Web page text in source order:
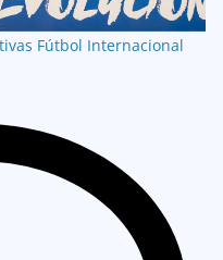
Fútbol Internacional